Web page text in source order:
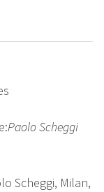
Paolo Scheggi
Scheggi, Milan,